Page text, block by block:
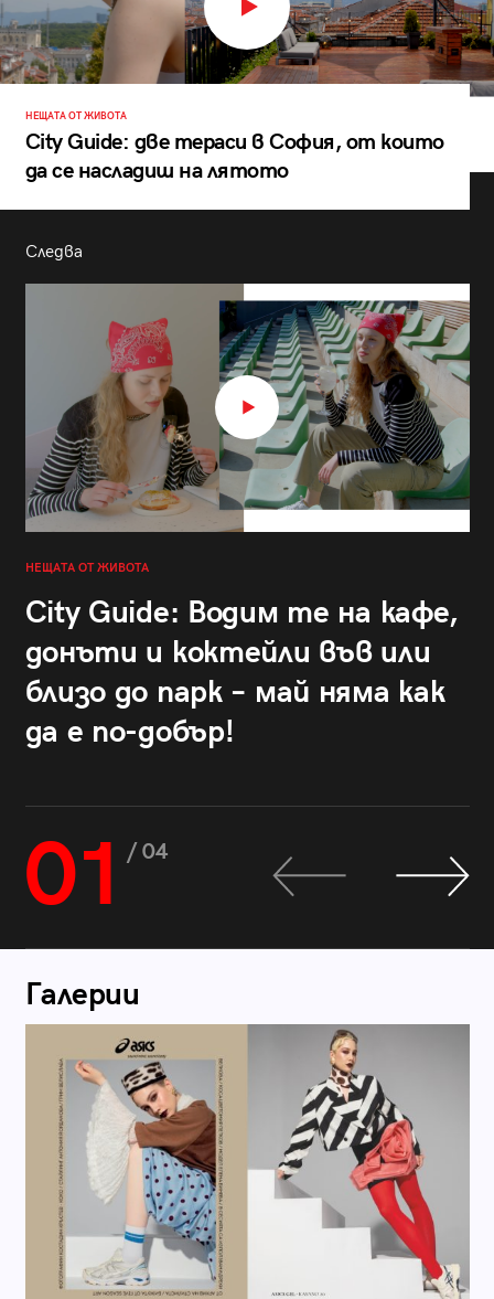
НЕЩАТА ОТ ЖИВОТА
City Guide: две тераси в София, от които
да се насладиш на лятото
Следва
НЕЩАТА ОТ ЖИВОТА
City Guide: Водим те на кафе,
донъти и коктейли във или
близо до парк – май няма как
да е по-добър!
01 / 04
Галерии